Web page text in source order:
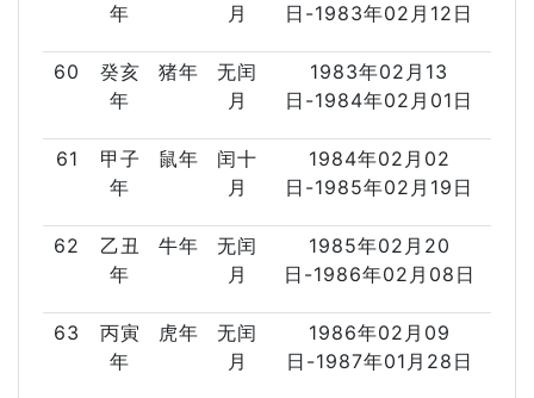
年
月
日-1983年02月12日
60
癸亥
年
猪年
无闰
月
1983年02月13
日-1984年02月01日
61
甲子
年
鼠年
闰十
月
1984年02月02
日-1985年02月19日
62
乙丑
年
牛年
无闰
月
1985年02月20
日-1986年02月08日
63
丙寅
年
虎年
无闰
月
1986年02月09
日-1987年01月28日